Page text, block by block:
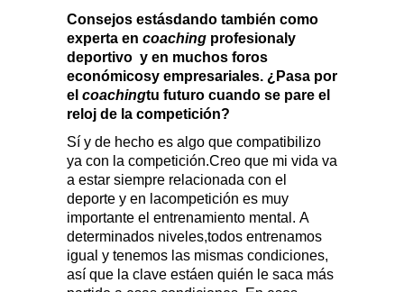
Consejos estásdando también como
experta en coaching profesionaly
deportivo y en muchos foros
económicosy empresariales. ¿Pasa por
el coachingtu futuro cuando se pare el
reloj de la competición?
Sí y de hecho es algo que compatibilizo
ya con la competición.Creo que mi vida va
a estar siempre relacionada con el
deporte y en lacompetición es muy
importante el entrenamiento mental. A
determinados niveles,todos entrenamos
igual y tenemos las mismas condiciones,
así que la clave estáen quién le saca más